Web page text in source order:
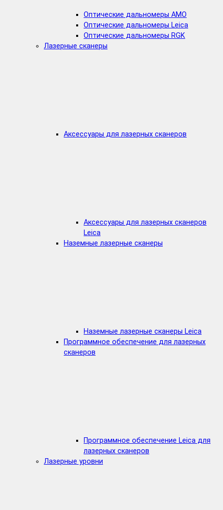
Оптические дальномеры AMO
Оптические дальномеры Leica
Оптические дальномеры RGK
Лазерные сканеры
Аксессуары для лазерных сканеров
Аксессуары для лазерных сканеров
Leica
Наземные лазерные сканеры
Наземные лазерные сканеры Leica
Программное обеспечение для лазерных
сканеров
Программное обеспечение Leica для
лазерных сканеров
Лазерные уровни